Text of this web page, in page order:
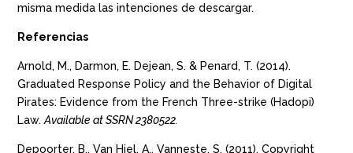
misma medida las intenciones de descargar.
Referencias
Arnold, M., Darmon, E. Dejean, S. & Penard, T. (2014).
Graduated Response Policy and the Behavior of Digital
Pirates: Evidence from the French Three-strike (Hadopi)
Law.Available at SSRN 2380522.
Depoorter, B., Van Hiel, A., Vanneste, S. (2011). Copyright